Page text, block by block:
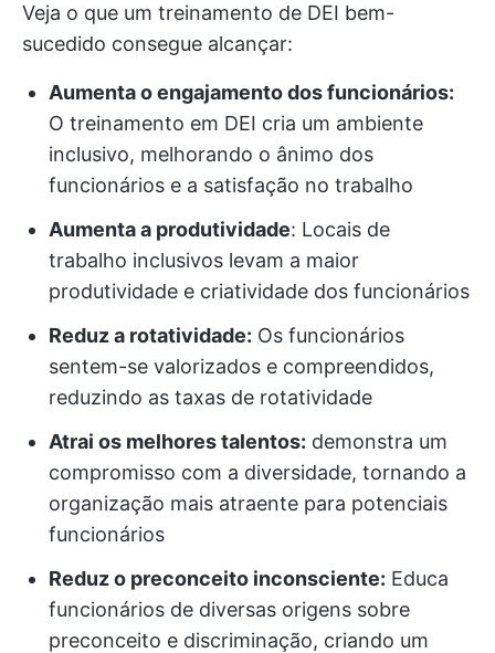
Veja o que um treinamento de DEI bem-
sucedido consegue alcançar:
Aumenta o engajamento dos funcionários:
O treinamento em DEI cria um ambiente
inclusivo, melhorando o ânimo dos
funcionários e a satisfação no trabalho
Aumenta a produtividade: Locais de
trabalho inclusivos levam a maior
produtividade e criatividade dos funcionários
Reduz a rotatividade: Os funcionários
sentem-se valorizados e compreendidos,
reduzindo as taxas de rotatividade
Atrai os melhores talentos: demonstra um
compromisso com a diversidade, tornando a
organização mais atraente para potenciais
funcionários
Reduz o preconceito inconsciente: Educa
funcionários de diversas origens sobre
preconceito e discriminação, criando um